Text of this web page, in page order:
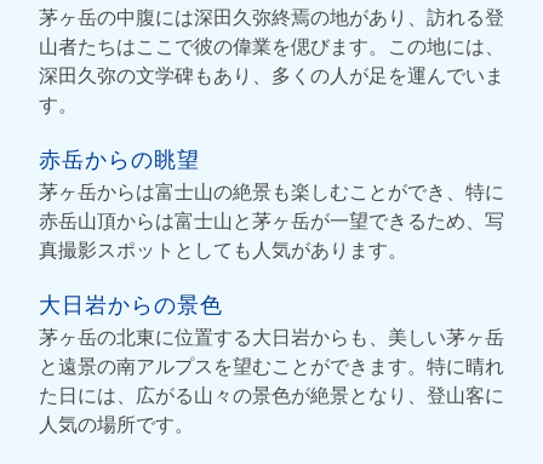
茅ヶ岳の中腹には深田久弥終焉の地があり、訪れる登
山者たちはここで彼の偉業を偲びます。この地には、
深田久弥の文学碑もあり、多くの人が足を運んでいま
す。
赤岳からの眺望
茅ヶ岳からは富士山の絶景も楽しむことができ、特に
赤岳山頂からは富士山と茅ヶ岳が一望できるため、写
真撮影スポットとしても人気があります。
大日岩からの景色
茅ヶ岳の北東に位置する大日岩からも、美しい茅ヶ岳
と遠景の南アルプスを望むことができます。特に晴れ
た日には、広がる山々の景色が絶景となり、登山客に
人気の場所です。